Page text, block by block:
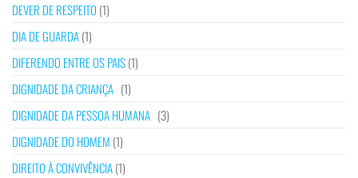
DEVER DE RESPEITO (1)
DIA DE GUARDA(1)
DIFERENDO ENTRE OS PAIS(1)
DIGNIDADE DA CRIANÇA (1)
DIGNIDADE DA PESSOA HUMANA (3)
DIGNIDADE DO HOMEM (1)
DIREITO À CONVIVÊNCIA(1)